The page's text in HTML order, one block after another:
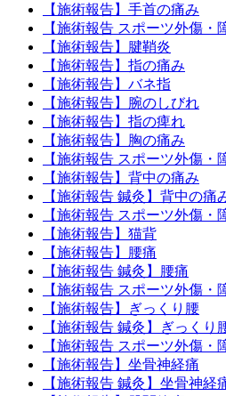
【施術報告】手首の痛み
【施術報告 スポーツ外傷・
【施術報告】腱鞘炎
【施術報告】指の痛み
【施術報告】バネ指
【施術報告】腕のしびれ
【施術報告】指の痺れ
【施術報告】胸の痛み
【施術報告 スポーツ外傷・
【施術報告】背中の痛み
【施術報告 鍼灸】背中の痛
【施術報告 スポーツ外傷・
【施術報告】猫背
【施術報告】腰痛
【施術報告 鍼灸】腰痛
【施術報告 スポーツ外傷・
【施術報告】ぎっくり腰
【施術報告 鍼灸】ぎっくり
【施術報告 スポーツ外傷・
【施術報告】坐骨神経痛
【施術報告 鍼灸】坐骨神経